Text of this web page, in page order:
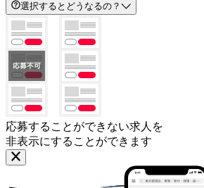
選択するとどうなるの？
応募することができない求人を
非表示にすることができます